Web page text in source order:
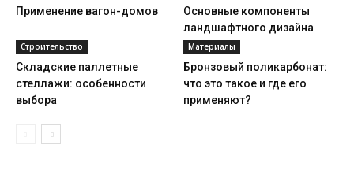
Применение вагон-домов
Основные компоненты
ландшафтного дизайна
Строительство
Складские паллетные
стеллажи: особенности
выбора
Материалы
Бронзовый поликарбонат:
что это такое и где его
применяют?